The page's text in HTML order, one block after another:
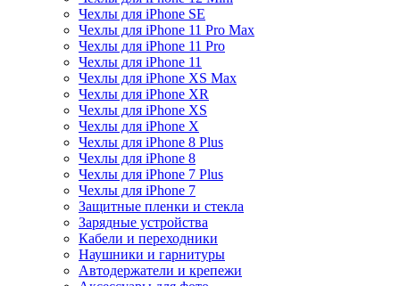
Чехлы для iPhone SE
Чехлы для iPhone 11 Pro Max
Чехлы для iPhone 11 Pro
Чехлы для iPhone 11
Чехлы для iPhone XS Max
Чехлы для iPhone XR
Чехлы для iPhone XS
Чехлы для iPhone X
Чехлы для iPhone 8 Plus
Чехлы для iPhone 8
Чехлы для iPhone 7 Plus
Чехлы для iPhone 7
Защитные пленки и стекла
Зарядные устройства
Кабели и переходники
Наушники и гарнитуры
Автодержатели и крепежи